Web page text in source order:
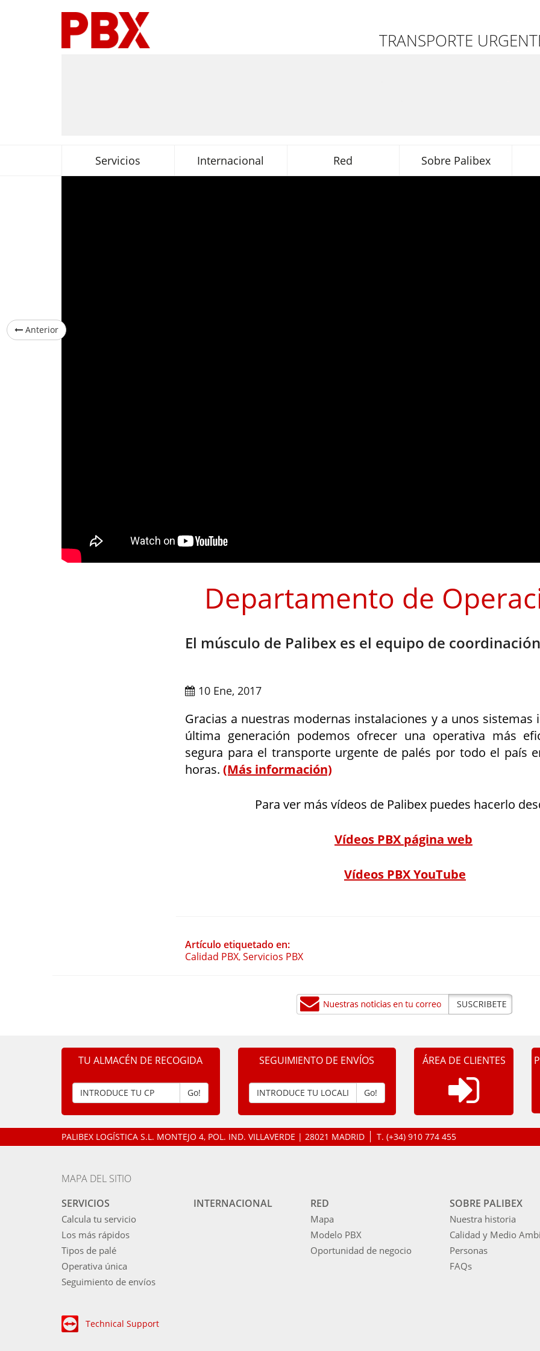
TRANSPORTE
Servicios Internacional Red Sobre Palibex
Departamento de
El músculo de Palibex es el equipo de coordinación
10 Ene, 2017
Gracias a nuestras modernas instalaciones y a unos
última generación podemos ofrecer una operativa más
segura para el transporte urgente de palés por todo el país
horas. (Más información)
Para ver más vídeos de Palibex puedes hacerlo
Vídeos PBX página web
Vídeos PBX YouTube
Artículo etiquetado en:
Calidad PBX, Servicios PBX
Anterior
TU ALMACÉN DE RECOGIDA
Go!
SEGUIMIENTO DE ENVÍOS
Go!
ÁREA DE CLIENTES
PALIBEX LOGÍSTICA S.L. MONTEJO 4, POL. IND. VILLAVERDE | 28021 MADRID T. (+34) 910 774 455
MAPA DEL SITIO
SERVICIOS
Calcula tu servicio
Los más rápidos
Tipos de palé
Operativa única
Seguimiento de envíos
INTERNACIONAL RED
Mapa
Modelo PBX
Oportunidad de negocio
SOBRE PALIBEX
Nuestra historia
Calidad y Medio
Personas
FAQs
Technical Support